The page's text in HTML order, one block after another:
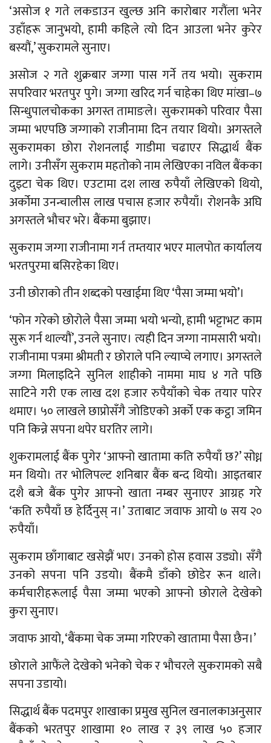
‘असोज १ गते लकडाउन खुल्छ अनि कारोबार गरौंला भनेर
उहाँहरू जानुभयो, हामी कहिले त्यो दिन आउला भनेर कुरेर
बस्यौं,’ सुकरामले सुनाए।
असोज २ गते शुक्रबार जग्गा पास गर्ने तय भयो। सुकराम
सपरिवार भरतपुर पुगे। जग्गा खरिद गर्न चाहेका थिए मांखा–७
सिन्धुपालचोकका अगस्त तामाङले। सुकरामको परिवार पैसा
जम्मा भएपछि जग्गाको राजीनामा दिन तयार थियो। अगस्तले
सुकरामका छोरा रोशनलाई गाडीमा चढाएर सिद्धार्थ बैंक
लागे। उनीसँग सुकराम महतोको नाम लेखिएका नविल बैंकका
दुइटा चेक थिए। एउटामा दश लाख रुपैयाँ लेखिएको थियो,
अर्कोमा उनन्चालीस लाख पचास हजार रुपैयाँ। रोशनकै अघि
अगस्तले भौचर भरे। बैंकमा बुझाए।
सुकराम जग्गा राजीनामा गर्न तम्तयार भएर मालपोत कार्यालय
भरतपुरमा बसिरहेका थिए।
उनी छोराको तीन शब्दको पखाईमा थिए ‘पैसा जम्मा भयो’।
‘फोन गरेको छोरोले पैसा जम्मा भयो भन्यो, हामी भट्टाभट काम
सुरू गर्न थाल्यौं’, उनले सुनाए। त्यही दिन जग्गा नामसारी भयो।
राजीनामा पत्रमा श्रीमती र छोराले पनि ल्याप्चे लगाए। अगस्तले
जग्गा मिलाइदिने सुनिल शाहीको नाममा माघ ४ गते पछि
साटिने गरी एक लाख दश हजार रुपैयाँको चेक तयार पारेर
थमाए। ५० लाखले छाप्रोसँगै जोडिएको अर्को एक कट्ठा जमिन
पनि किन्ने सपना थपेर घरतिर लागे।
शुकरामलाई बैंक पुगेर ‘आफ्नो खातामा कति रुपैयाँ छ?’ सोध्न
मन थियो। तर भोलिपल्ट शनिबार बैंक बन्द थियो। आइतबार
दशै बजे बैंक पुगेर आफ्नो खाता नम्बर सुनाएर आग्रह गरे
‘कति रुपैयाँ छ हेर्दिनुस् न।’ उताबाट जवाफ आयो ७ सय २०
रुपैयाँ।
सुकराम छाँगाबाट खसेझैं भए। उनको होस हवास उड्यो। सँगै
उनको सपना पनि उडयो। बैंकमै डाँको छोडेर रून थाले।
कर्मचारीहरूलाई पैसा जम्मा भएको आफ्नो छोराले देखेको
कुरा सुनाए।
जवाफ आयो, ‘बैंकमा चेक जम्मा गरिएको खातामा पैसा छैन।’
छोराले आफैंले देखेको भनेको चेक र भौचरले सुकरामको सबै
सपना उडायो।
सिद्धार्थ बैंक पदमपुर शाखाका प्रमुख सुनिल खनालकाअनुसार
बैंकको भरतपुर शाखामा १० लाख र ३९ लाख ५० हजार